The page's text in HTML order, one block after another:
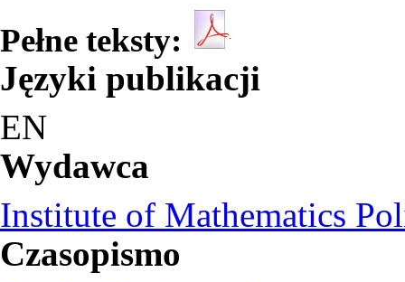
Pełne teksty:
Języki publikacji
EN
Wydawca
Institute of Mathematics
Czasopismo